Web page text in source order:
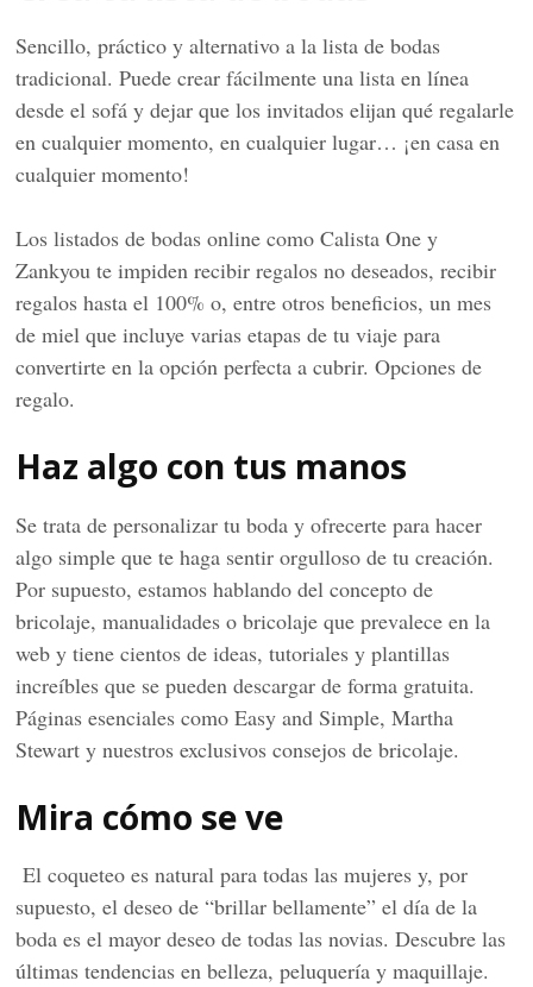
Sencillo, práctico y alternativo a la lista de bodas
tradicional. Puede crear fácilmente una lista en línea
desde el sofá y dejar que los invitados elijan qué regalarle
en cualquier momento, en cualquier lugar… ¡en casa en
cualquier momento!
Los listados de bodas online como Calista One y
Zankyou te impiden recibir regalos no deseados, recibir
regalos hasta el 100% o, entre otros beneficios, un mes
de miel que incluye varias etapas de tu viaje para
convertirte en la opción perfecta a cubrir. Opciones de
regalo.
Haz algo con tus manos
Se trata de personalizar tu boda y ofrecerte para hacer
algo simple que te haga sentir orgulloso de tu creación.
Por supuesto, estamos hablando del concepto de
bricolaje, manualidades o bricolaje que prevalece en la
web y tiene cientos de ideas, tutoriales y plantillas
increíbles que se pueden descargar de forma gratuita.
Páginas esenciales como Easy and Simple, Martha
Stewart y nuestros exclusivos consejos de bricolaje.
Mira cómo se ve
El coqueteo es natural para todas las mujeres y, por
supuesto, el deseo de “brillar bellamente” el día de la
boda es el mayor deseo de todas las novias. Descubre las
últimas tendencias en belleza, peluquería y maquillaje.